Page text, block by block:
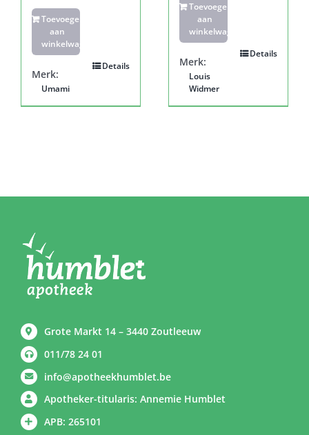
Toevoegen
aan
winkelwagen
Details
Merk:
Umami
Toevoegen
aan
winkelwagen
Details
Merk:
Louis
Widmer
Grote Markt 14 – 3440 Zoutleeuw
011/78 24 01
info@apotheekhumblet.be
Apotheker-titularis: Annemie Humblet
APB: 265101